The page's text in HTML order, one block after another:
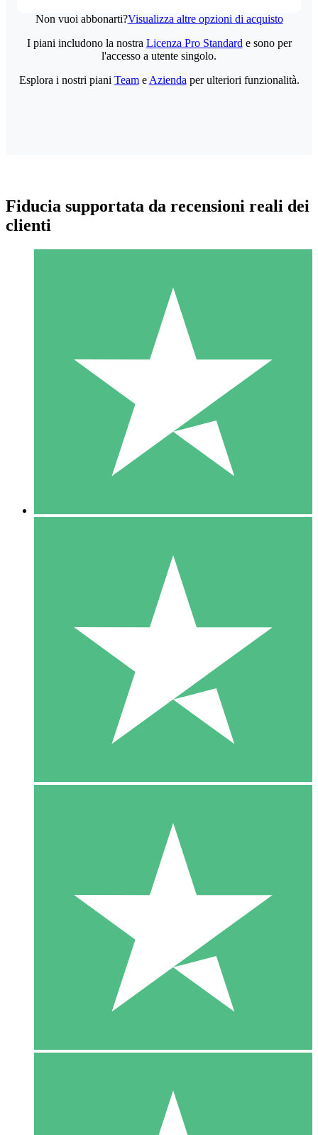
Non vuoi abbonarti?Visualizza altre opzioni di acquisto
Pacchetti di Crediti Individuali
Paga a consumo con crediti di download. Nessun impegno
1 Download
10
US$1500
10 Download
20
I piani includono la nostra Licenza Pro Standard e sono per
l'accesso a utente singolo.
Esplora i nostri piani Teame Azienda per ulteriori funzionalità.
Fiducia supportata da recensioni reali dei
clienti